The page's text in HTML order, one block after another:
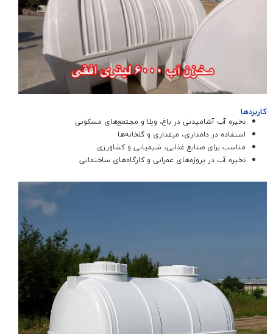
کاربردها
ذخیره آب آشامیدنی در باغ، ویلا و مجتمع‌های مسکونی
استفاده در دامداری، مرغداری و گلخانه‌ها
مناسب برای صنایع غذایی، شیمیایی و کشاورزی
ذخیره آب در پروژه‌های عمرانی و کارگاه‌های ساختمانی